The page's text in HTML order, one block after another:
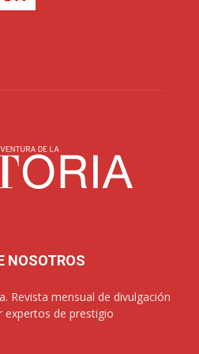
NOSOTROS
Revista mensual de divulgación
expertos de prestigio